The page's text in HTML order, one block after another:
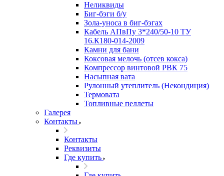
Неликвиды
Биг-бэги б/у
Зола-уноса в биг-бэгах
Кабель АПвПу 3*240/50-10 ТУ
16.К180-014-2009
Камни для бани
Коксовая мелочь (отсев кокса)
Компрессор винтовой РВК 75
Насыпная вата
Рулонный утеплитель (Некондиция)
Термовата
Топливные пеллеты
Галерея
Контакты
Контакты
Реквизиты
Где купить